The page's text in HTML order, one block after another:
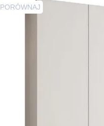
PORÓWNAJ